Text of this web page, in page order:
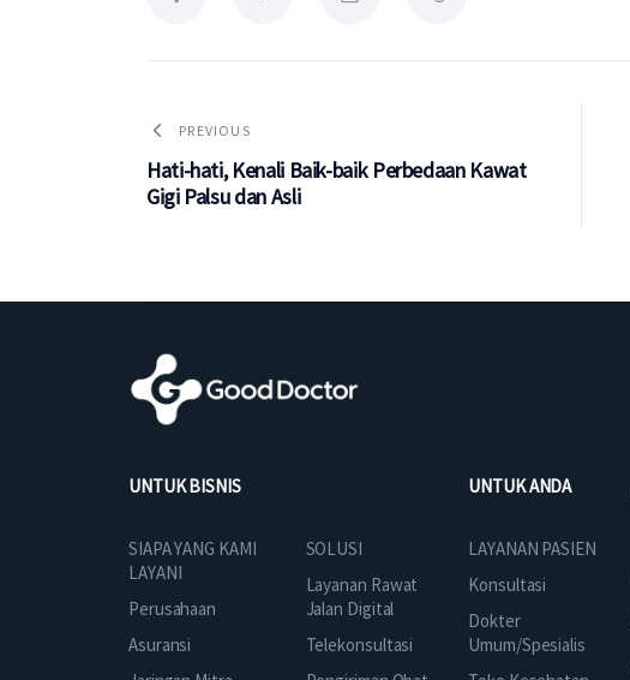
PREVIOUS
Hati-hati, Kenali Baik-baik Perbedaan Kawat
Gigi Palsu dan Asli
UNTUK BISNIS
SIAPA YANG KAMI
LAYANI
Perusahaan
Asuransi
SOLUSI
Layanan Rawat
Jalan Digital
Telekonsultasi
UNTUK ANDA
LAYANAN PASIEN
Konsultasi
Dokter
Umum/Spesialis